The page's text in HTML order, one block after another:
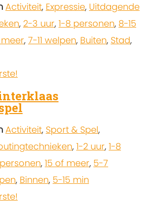
Activiteit, Expressie, Uitdagende
, 2-3 uur, 1-8 personen, 8-15
meer, 7-11 welpen, Buiten, Stad,
Activiteit, Sport & Spel,
, 1-2 uur, 1-8
, 15 of meer, 5-7
, Binnen, 5-15 min